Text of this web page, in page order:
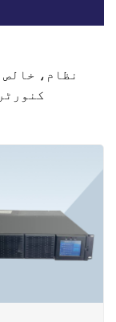
انورٹر، MPPT کنٹرولر، DC سے DC کنورٹر